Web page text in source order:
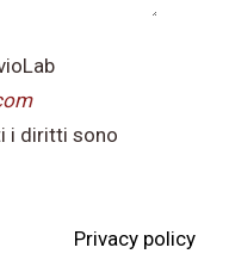
i diritti sono
Privacy policy